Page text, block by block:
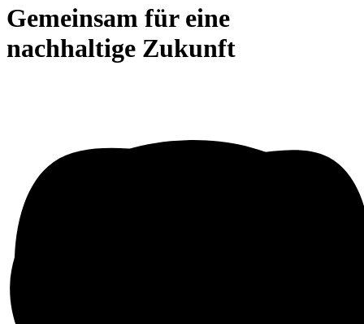
Gemeinsam für eine
nachhaltige Zukunft